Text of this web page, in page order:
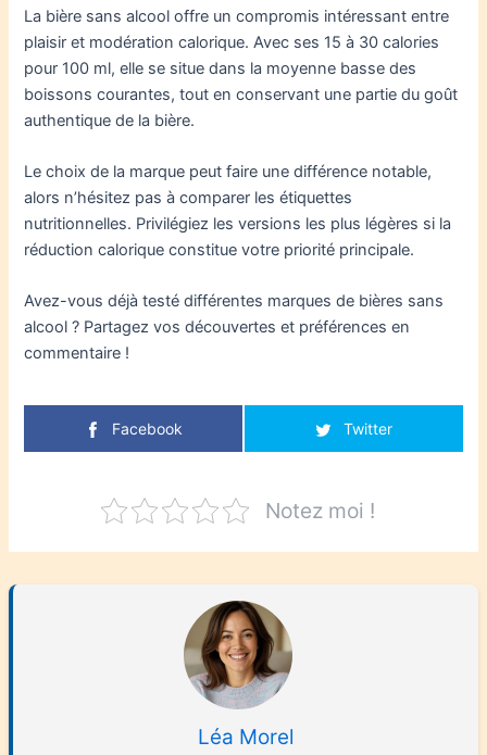
La bière sans alcool offre un compromis intéressant entre
plaisir et modération calorique. Avec ses 15 à 30 calories
pour 100 ml, elle se situe dans la moyenne basse des
boissons courantes, tout en conservant une partie du goût
authentique de la bière.
Le choix de la marque peut faire une différence notable,
alors n’hésitez pas à comparer les étiquettes
nutritionnelles. Privilégiez les versions les plus légères si la
réduction calorique constitue votre priorité principale.
Avez-vous déjà testé différentes marques de bières sans
alcool ? Partagez vos découvertes et préférences en
commentaire !
Facebook Twitter
Notez moi !
Léa Morel